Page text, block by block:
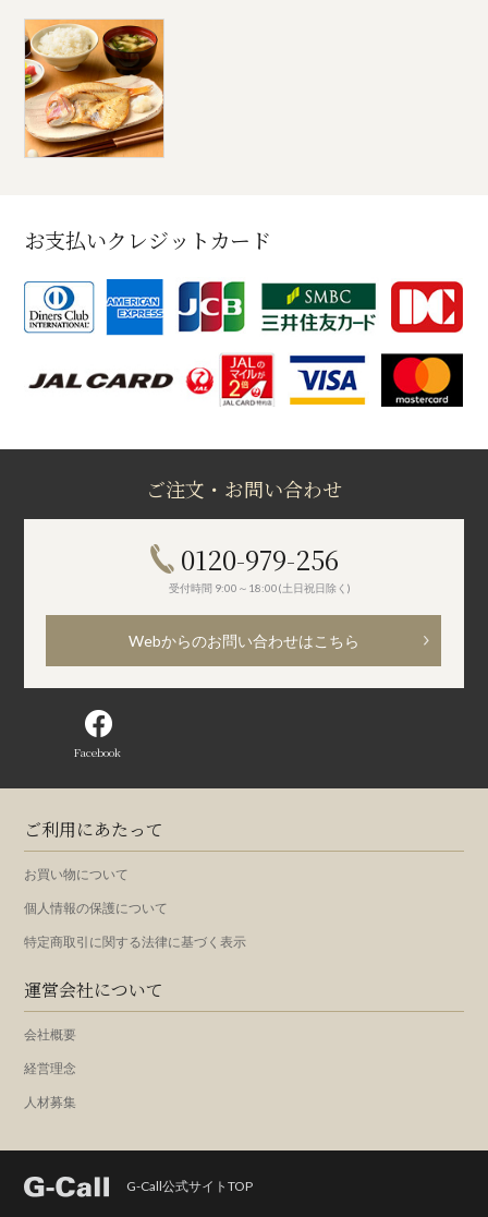
お支払いクレジットカード
ご注文・お問い合わせ
0120-979-256
受付時間 9:00～18:00(土日祝日除く)
Webからのお問い合わせはこちら
Facebook
ご利用にあたって
お買い物について
個人情報の保護について
特定商取引に関する法律に基づく表示
運営会社について
会社概要
経営理念
人材募集
G-Call公式サイトTOP